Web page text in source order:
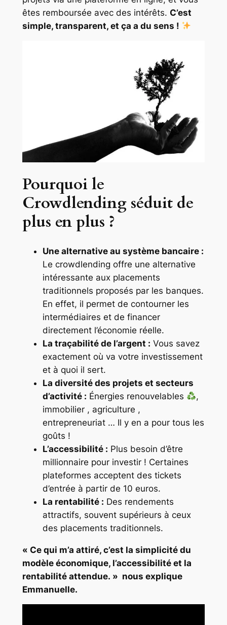
êtes remboursée avec des intérêts. C’est
simple, transparent, et ça a du sens !
Pourquoi le
Crowdlending séduit de
plus en plus ?
Une alternative au système bancaire :
Le crowdlending offre une alternative
intéressante aux placements
traditionnels proposés par les banques.
En effet, il permet de contourner les
intermédiaires et de financer
directement l’économie réelle.
La traçabilité de l’argent : Vous savez
exactement où va votre investissement
et à quoi il sert.
La diversité des projets et secteurs
d’activité : Énergies renouvelables
,
immobilier , agriculture ,
entrepreneuriat ‍… Il y en a pour tous les
goûts !
L’accessibilité : Plus besoin d’être
millionnaire pour investir ! Certaines
plateformes acceptent des tickets
d’entrée à partir de 10 euros.
La rentabilité : Des rendements
attractifs, souvent supérieurs à ceux
des placements traditionnels.
« Ce qui m’a attiré, c’est la simplicité du
modèle économique, l’accessibilité et la
rentabilité attendue. » nous explique
Emmanuelle.